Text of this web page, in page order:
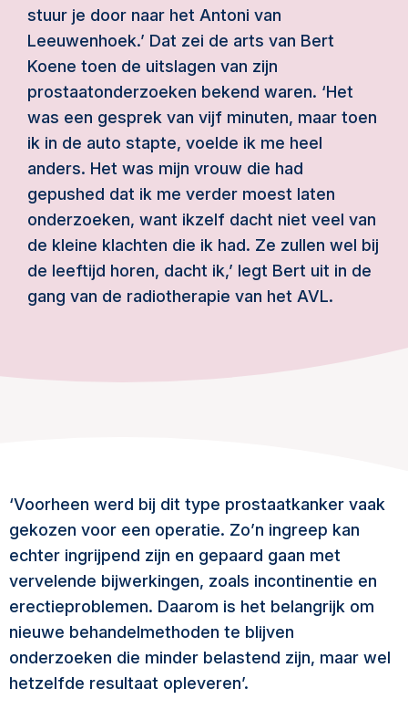
stuur je door naar het Antoni van
Leeuwenhoek.’ Dat zei de arts van Bert
Koene toen de uitslagen van zijn
prostaatonderzoeken bekend waren. ‘Het
was een gesprek van vijf minuten, maar toen
ik in de auto stapte, voelde ik me heel
anders. Het was mijn vrouw die had
gepushed dat ik me verder moest laten
onderzoeken, want ikzelf dacht niet veel van
de kleine klachten die ik had. Ze zullen wel bij
de leeftijd horen, dacht ik,’ legt Bert uit in de
gang van de radiotherapie van het AVL.
‘Voorheen werd bij dit type prostaatkanker vaak
gekozen voor een operatie. Zo’n ingreep kan
echter ingrijpend zijn en gepaard gaan met
vervelende bijwerkingen, zoals incontinentie en
erectieproblemen. Daarom is het belangrijk om
nieuwe behandelmethoden te blijven
onderzoeken die minder belastend zijn, maar wel
hetzelfde resultaat opleveren’.